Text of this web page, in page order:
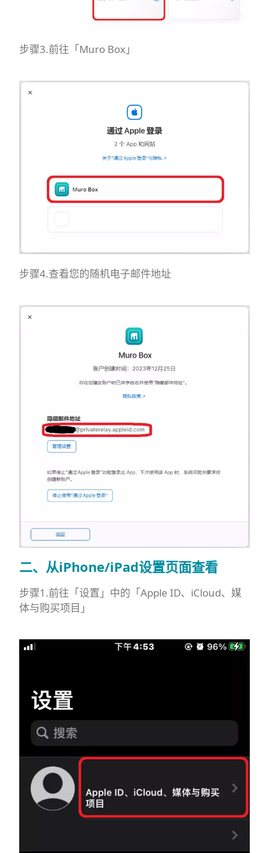
步骤3.前往「Muro Box」
步骤4.查看您的随机电子邮件地址
二、从iPhone/iPad设置页面查看
步骤1.前往「设置」中的「Apple ID、iCloud、媒
体与购买项目」